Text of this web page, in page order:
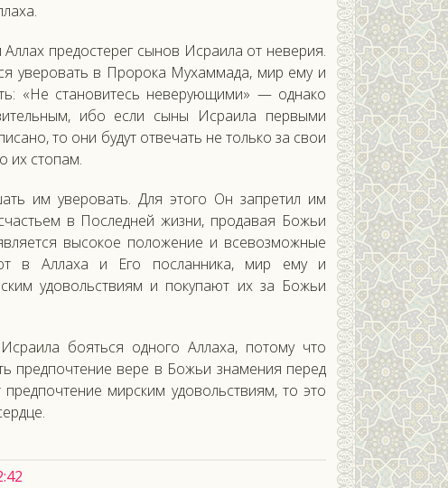
предостерег сынов Исраила от неверия.
уверовать в Пророка Мухаммада, мир ему и
«Не становитесь неверующими» — однако
ибо если сыны Исраила первыми
то они будут отвечать не только за свои
их стопам.
им уверовать. Для этого Он запретил им
в Последней жизни, продавая Божьи
высокое положение и всевозможные
в Аллаха и Его посланника, мир ему и
удовольствиям и покупают их за Божьи
бояться одного Аллаха, потому что
предпочтение вере в Божьи знамения перед
мирским удовольствиям, то это